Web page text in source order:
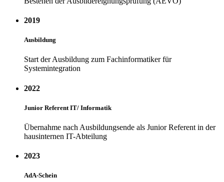
2019
Ausbildung
Start der Ausbildung zum Fachinformatiker für
Systemintegration
2022
Junior Referent IT/ Informatik
Übernahme nach Ausbildungsende als Junior Referent in der
hausinternen IT-Abteilung
2023
AdA-Schein